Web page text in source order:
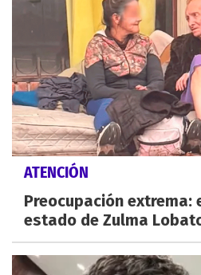
ATENCIÓN
Preocupación extrema:
estado de Zulma